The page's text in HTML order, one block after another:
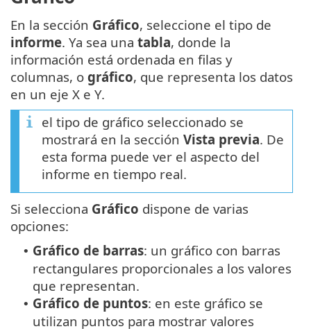
En la sección Gráfico, seleccione el tipo de
informe. Ya sea una tabla, donde la
información está ordenada en filas y
columnas, o gráfico, que representa los datos
en un eje X e Y.
el tipo de gráfico seleccionado se
mostrará en la sección Vista previa. De
esta forma puede ver el aspecto del
informe en tiempo real.
Si selecciona Gráfico dispone de varias
opciones:
• Gráfico de barras: un gráfico con barras
rectangulares proporcionales a los valores
que representan.
• Gráfico de puntos: en este gráfico se
utilizan puntos para mostrar valores